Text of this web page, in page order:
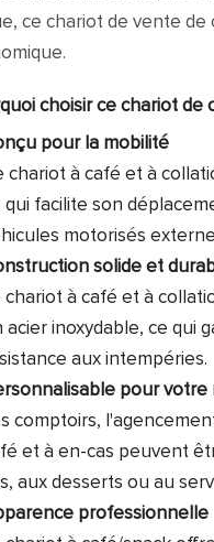
ce chariot de vente
choisir ce chariot de
pour la mobilité
chariot à café et à
qui facilite son
motorisés
solide et
chariot à café et à
acier inoxydable, ce qui
aux intempéries.
pour votre
comptoirs,
et à en-cas peuvent
aux desserts ou au
professionnelle